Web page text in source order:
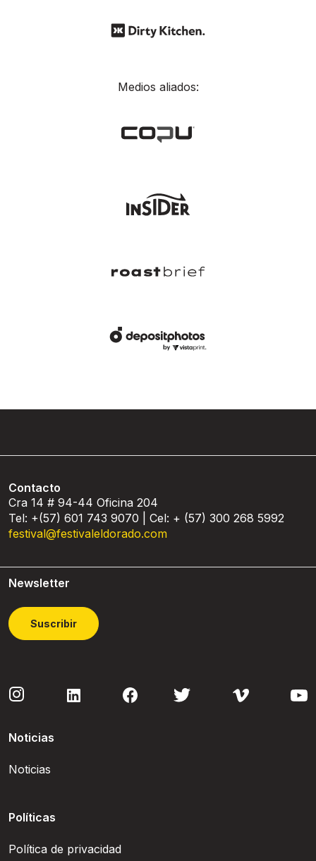
Medios aliados:
Contacto
Cra 14 # 94-44 Oficina 204
Tel: +(57) 601 743 9070 | Cel: + (57) 300 268 5992
festival@festivaleldorado.com
Newsletter
Suscribir
Noticias
Noticias
Políticas
Política de privacidad